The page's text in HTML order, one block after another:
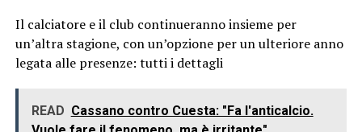
Il calciatore e il club continueranno insieme per
un’altra stagione, con un’opzione per un ulteriore anno
legata alle presenze: tutti i dettagli
READ Cassano contro Cuesta: "Fa l'anticalcio.